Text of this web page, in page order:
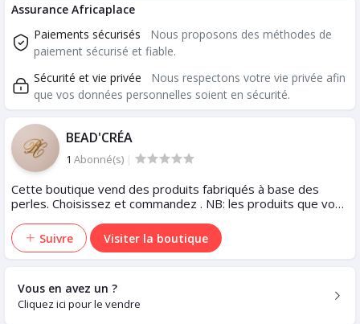
Assurance Africaplace
Paiements sécurisés
Nous proposons des méthodes de
paiement sécurisé et fiable.
Sécurité et vie privée
Nous respectons votre vie privée afin
que vos données personnelles soient en sécurité.
BEAD'CRÉA
1 Abonné(s) |
Cette boutique vend des produits fabriqués à base des
perles. Choisissez et commandez . NB: les produits que vous
Suivre Visiter la boutique
Vous en avez un ?
Cliquez ici pour le vendre